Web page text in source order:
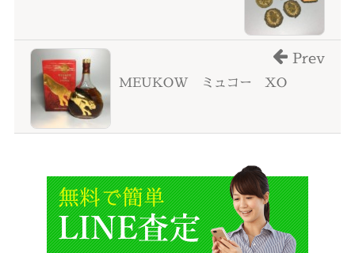
MEUKOW ミュコー XO
Prev